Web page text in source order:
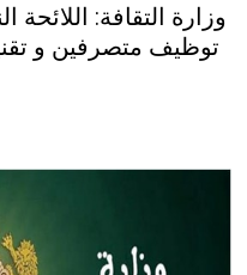
وزارة التقافة: اللائحة